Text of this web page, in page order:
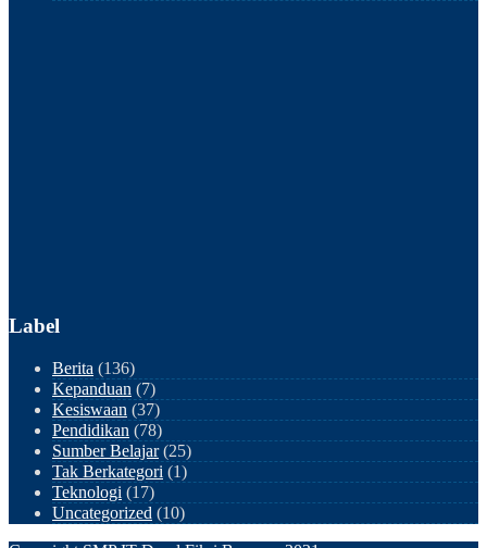
Label
Berita (136)
Kepanduan (7)
Kesiswaan (37)
Pendidikan (78)
Sumber Belajar(25)
Tak Berkategori (1)
Teknologi (17)
Uncategorized (10)